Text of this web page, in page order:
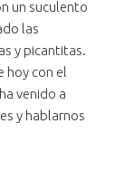
un suculento
las
y picantitas.
hoy con el
venido a
y hablarnos
accessible,